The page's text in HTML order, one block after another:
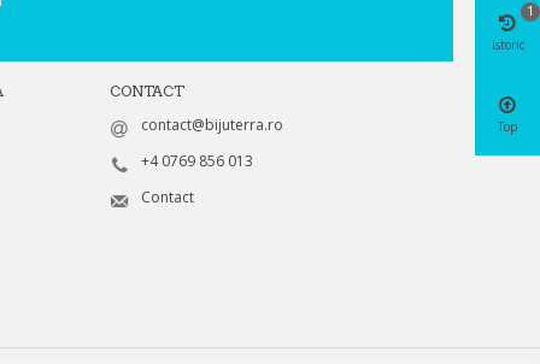
CONTACT
contact@bijuterra.ro
+4 0769 856 013
Contact
Istoric
1
Top